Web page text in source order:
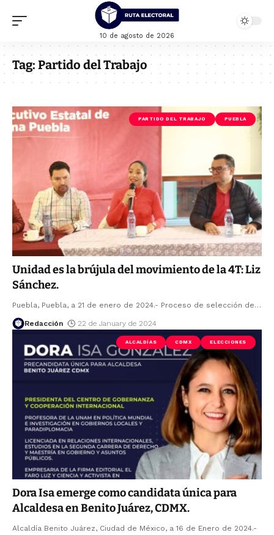
10 de agosto de 2026
Tag: Partido del Trabajo
PARTIDO DEL TRABAJO PUEBLA
Unidad es la brújula del movimiento de la 4T: Liz
Sánchez.
Puebla, Puebla, a 21 de enero de 2024.- Proceso de selección de…
Redacción 22 de January de 2024
ALCALDÍAS CDMX ELECCIONES
Dora Isa emerge como candidata única para
Alcaldesa en Benito Juárez, CDMX.
Alcaldía Benito Juárez, Ciudad de México, a 16 de Enero de 2024.-